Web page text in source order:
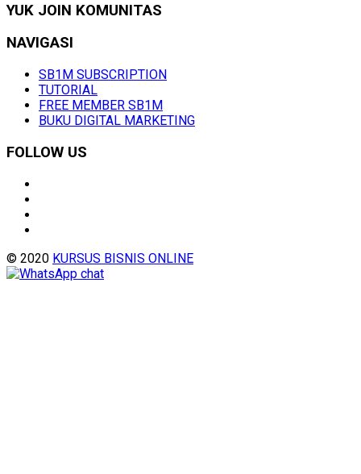
YUK JOIN KOMUNITAS
NAVIGASI
SB1M SUBSCRIPTION
TUTORIAL
FREE MEMBER SB1M
BUKU DIGITAL MARKETING
FOLLOW US
© 2020 KURSUS BISNIS ONLINE